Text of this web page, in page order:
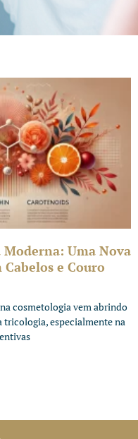
Uma Nova
e Couro
cosmetologia vem abrindo
tricologia, especialmente na